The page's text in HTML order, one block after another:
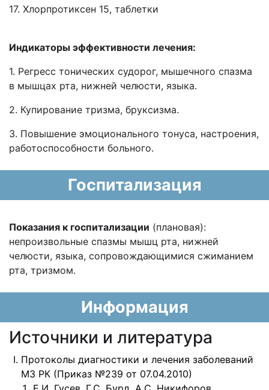
17. Хлорпротиксен 15, таблетки
Индикаторы эффективности лечения:
1. Регресс тонических судорог, мышечного спазма
в мышцах рта, нижней челюсти, языка.
2. Купирование тризма, бруксизма.
3. Повышение эмоционального тонуса, настроения,
работоспособности больного.
Госпитализация
Показания к госпитализации (плановая):
непроизвольные спазмы мышц рта, нижней
челюсти, языка, сопровождающимися сжиманием
рта, тризмом.
Информация
Источники и литература
Протоколы диагностики и лечения заболеваний
МЗ РК (Приказ №239 от 07.04.2010)